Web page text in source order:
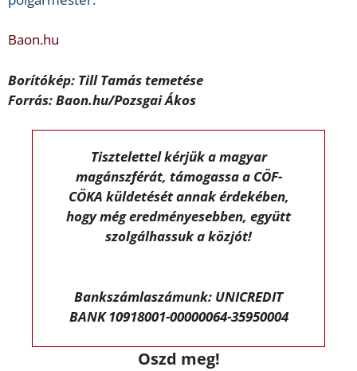
Baon.hu
Borítókép: Till Tamás temetése
Forrás: Baon.hu/Pozsgai Ákos
Tisztelettel kérjük a magyar
magánszférát, támogassa a CÖF-
CÖKA küldetését annak érdekében,
hogy még eredményesebben, együtt
szolgálhassuk a közjót!
Bankszámlaszámunk: UNICREDIT
BANK 10918001-00000064-35950004
Oszd meg!